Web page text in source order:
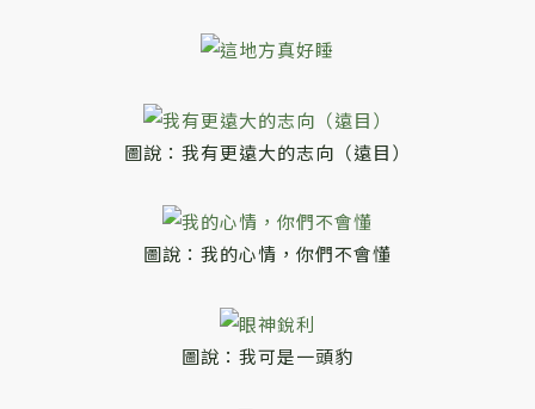
圖說：我有更遠大的志向（遠目）
圖說：我的心情，你們不會懂
圖說：我可是一頭豹